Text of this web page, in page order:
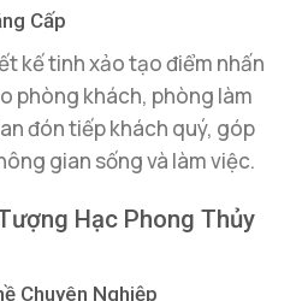
Cấp
kế tinh xảo tạo điểm nhấn
phòng khách, phòng làm
đón tiếp khách quý, góp
gian sống và làm việc.
Hạc Phong Thủy
Chuyên Nghiệp